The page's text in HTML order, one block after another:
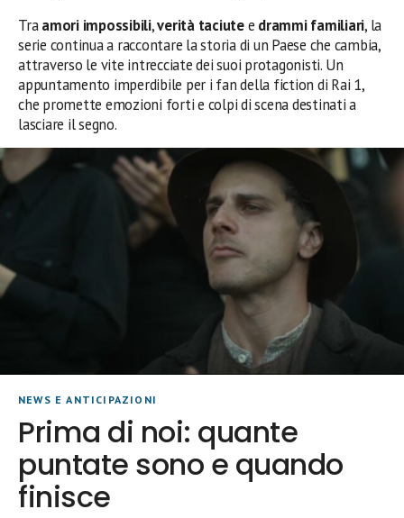
Traamori impossibili,verità taciutee drammi familiari, la
serie continua a raccontare la storia di un Paese che cambia,
attraverso le vite intrecciate dei suoi protagonisti. Un
appuntamento imperdibile per i fan della fiction di Rai 1,
che promette emozioni forti e colpi di scena destinati a
lasciare il segno.
NEWS E ANTICIPAZIONI
Prima di noi: quante
puntate sono e quando
finisce